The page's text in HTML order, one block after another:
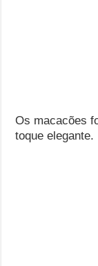
Os macacões
toque elegante.